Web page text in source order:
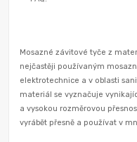
Mosazné závitové tyče z
nejčastěji používaným
elektrotechnice a v oblasti
materiál se vyznačuje
a vysokou rozměrovou
vyrábět přesně a používat v